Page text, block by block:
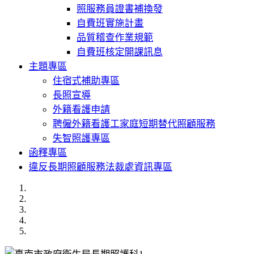
照服務員證書補換發
自費班實施計畫
品質稽查作業規範
自費班核定開課訊息
主題專區
住宿式補助專區
長照宣導
外籍看護申請
聘僱外籍看護工家庭短期替代照顧服務
失智照護專區
函釋專區
違反長期照顧服務法裁處資訊專區